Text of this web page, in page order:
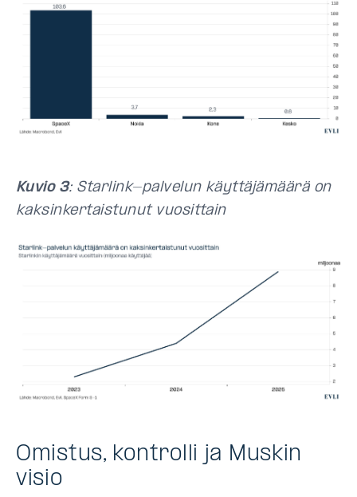
Kuvio 3: Starlink-palvelun käyttäjämäärä on
kaksinkertaistunut vuosittain
Omistus, kontrolli ja Muskin
visio